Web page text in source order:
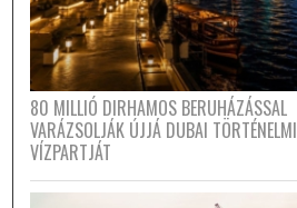
80 MILLIÓ DIRHAMOS BERUHÁZÁSSAL
VARÁZSOLJÁK ÚJJÁ DUBAI TÖRTÉNELMI
VÍZPARTJÁT